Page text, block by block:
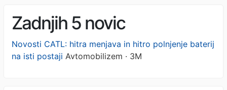
Zadnjih 5 novic
Novosti CATL: hitra menjava in hitro polnjenje baterij
na isti postaji Avtomobilizem · 3M